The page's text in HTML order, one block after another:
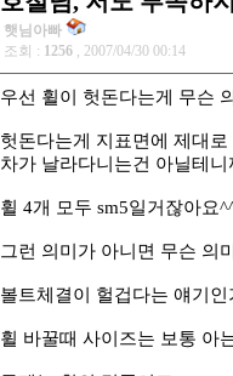
햇님아빠
조회 : 1256 , 2007/04/30 00:14
우선 휠이 헛돈다는게 무슨
헛돈다는게 지표면에 제대
차가 날라다니는건 아닐테니
휠 4개 모두 sm5일거잖아요
그런 의미가 아니면 무슨 의
볼트체결이 헐겁다는 얘기인
휠 바꿀때 사이즈는 보통 아